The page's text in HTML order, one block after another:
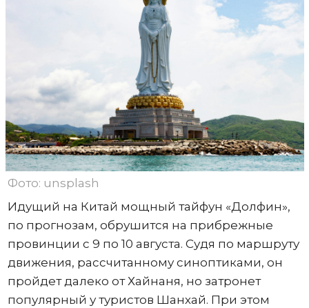
Фото: unsplash
Идущий на Китай мощный тайфун «Долфин»,
по прогнозам, обрушится на прибрежные
провинции с 9 по 10 августа. Судя по маршруту
движения, рассчитанному синоптиками, он
пройдет далеко от Хайнаня, но затронет
популярный у туристов Шанхай. При этом